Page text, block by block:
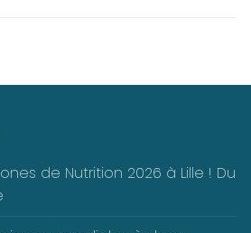
de Nutrition 2026 à Lille ! Du